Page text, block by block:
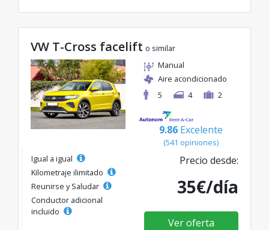
VW T-Cross facelift o similar
Manual
Aire acondicionado
5
4 2
9.86 Excelente
(541 opiniones)
Igual a igual
Kilometraje ilimitado
Reunirse y Saludar
Conductor adicional
incluido
Precio desde:
35€/día
Ver oferta